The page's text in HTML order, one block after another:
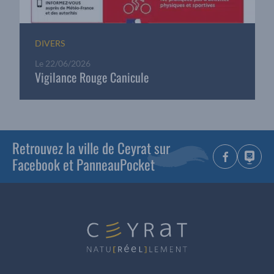
DIVERS
Le 22/06/2026
Vigilance Rouge Canicule
Retrouvez la ville de Ceyrat sur
Facebook et PanneauPocket